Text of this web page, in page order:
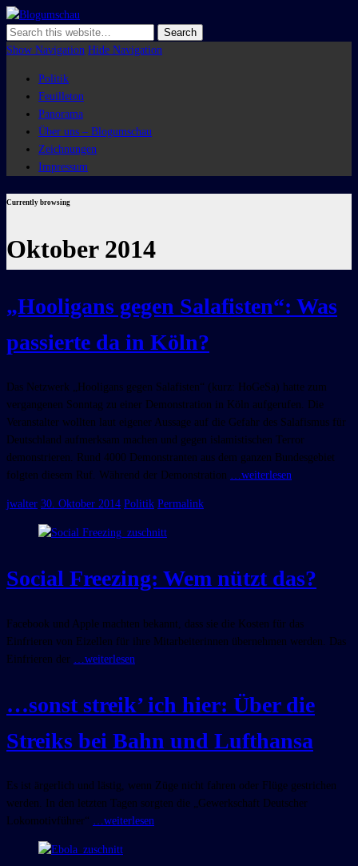
Show Navigation Hide Navigation
Politik
Feuilleton
Panorama
Über uns – Blogumschau
Zeichnungen
Impressum
Currently browsing
Oktober 2014
„Hooligans gegen Salafisten“: Was
passierte da in Köln?
Das Netzwerk „Hooligans gegen Salafisten“ (kurz: HoGeSa) hatte zum
vergangenen Sonntag zu einer Demonstration in Köln aufgerufen. Die
Veranstalter wollten laut eigener Aussage auf die Gefahr des Salafismus für
Deutschland aufmerksam machen und gegen islamistischen Terror
demonstrieren. Rund 4000 Demonstranten aus dem ganzen Bundesgebiet
folgten diesem Ruf. Während der Demonstration …weiterlesen
jwalter 30. Oktober 2014 Politik Permalink
Social Freezing: Wem nützt das?
Facebook und Apple machten bekannt, dass sie die Kosten für das
Einfrieren von Eizellen für ihre Mitarbeiterinnen übernehmen werden. Das
Einfrieren der
…weiterlesen
…sonst streik’ ich hier: Über die
Streiks bei Bahn und Lufthansa
Es ist ärgerlich und lästig, wenn Züge nicht fahren oder Flüge gestrichen
werden. In den letzten Tagen sorgten die „Gewerkschaft Deutscher
Lokomotivführer“ …weiterlesen